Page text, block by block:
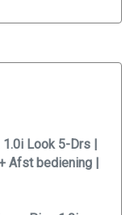
Look 5-Drs |
Afst bediening |